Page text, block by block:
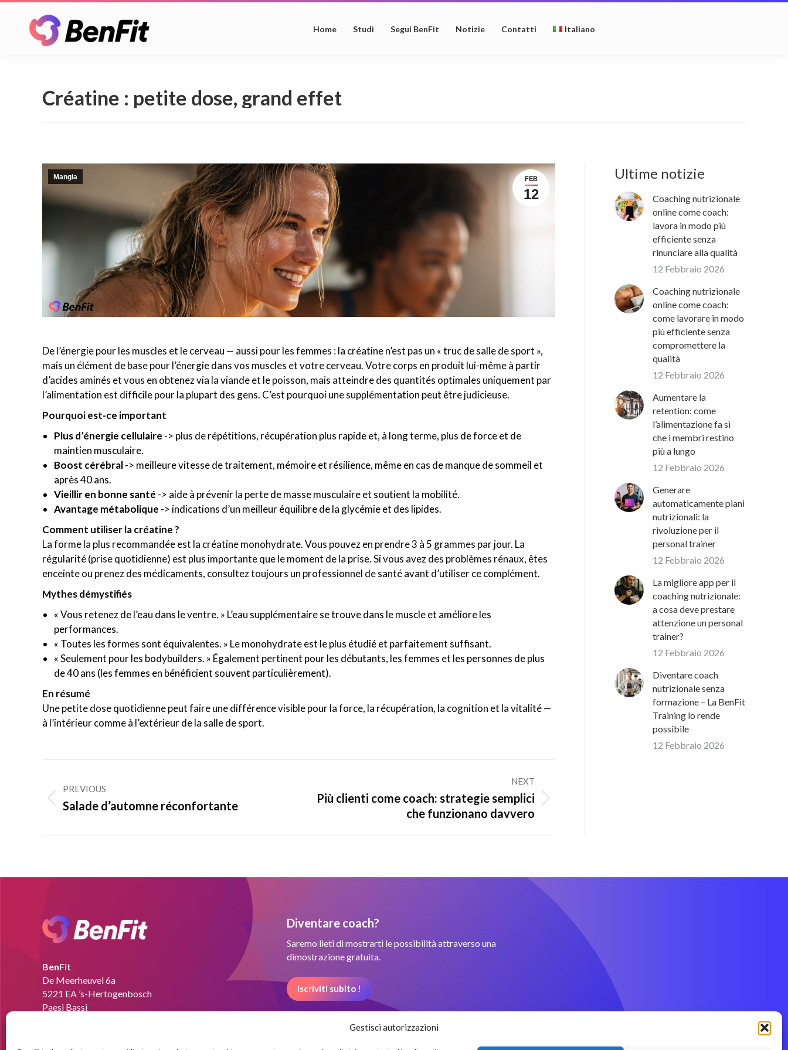
Gestisci autorizzazioni
Home Studi Segui BenFit Notizie Contatti Italiano
Créatine : petite dose, grand effet
FEB
12
Mangia
De l’énergie pour les muscles et le cerveau — aussi pour les femmes : la créatine n’est pas un « truc de salle de sport »,
mais un élément de base pour l’énergie dans vos muscles et votre cerveau. Votre corps en produit lui-même à partir
d’acides aminés et vous en obtenez via la viande et le poisson, mais atteindre des quantités optimales uniquement par
l’alimentation est difficile pour la plupart des gens. C’est pourquoi une supplémentation peut être judicieuse.
Pourquoi est-ce important
Plus d’énergie cellulaire -> plus de répétitions, récupération plus rapide et, à long terme, plus de force et de
maintien musculaire.
Boost cérébral-> meilleure vitesse de traitement, mémoire et résilience, même en cas de manque de sommeil et
après 40 ans.
Vieillir en bonne santé -> aide à prévenir la perte de masse musculaire et soutient la mobilité.
Avantage métabolique -> indications d’un meilleur équilibre de la glycémie et des lipides.
Comment utiliser la créatine ?
La forme la plus recommandée est la créatine monohydrate. Vous pouvez en prendre 3 à 5 grammes par jour. La
régularité (prise quotidienne) est plus importante que le moment de la prise. Si vous avez des problèmes rénaux, êtes
enceinte ou prenez des médicaments, consultez toujours un professionnel de santé avant d’utiliser ce complément.
Mythes démystifiés
« Vous retenez de l’eau dans le ventre. » L’eau supplémentaire se trouve dans le muscle et améliore les
performances.
« Toutes les formes sont équivalentes. » Le monohydrate est le plus étudié et parfaitement suffisant.
« Seulement pour les bodybuilders. » Également pertinent pour les débutants, les femmes et les personnes de plus
de 40 ans (les femmes en bénéficient souvent particulièrement).
En résumé
Une petite dose quotidienne peut faire une différence visible pour la force, la récupération, la cognition et la vitalité —
à l’intérieur comme à l’extérieur de la salle de sport.
navigation
PREVIOUS
Previous
Salade d’automne réconfortante
NEXT
Next
Più clienti come coach: strategie semplici
che funzionano davvero
Ultime notizie
Coaching nutrizionale
online come coach:
lavora in modo più
efficiente senza
rinunciare alla qualità
12 Febbraio 2026
Coaching nutrizionale
online come coach:
come lavorare in modo
più efficiente senza
compromettere la
qualità
12 Febbraio 2026
Aumentare la
retention: come
l’alimentazione fa sì
che i membri restino
più a lungo
12 Febbraio 2026
Generare
automaticamente piani
nutrizionali: la
rivoluzione per il
personal trainer
12 Febbraio 2026
La migliore app per il
coaching nutrizionale:
a cosa deve prestare
attenzione un personal
trainer?
12 Febbraio 2026
Diventare coach
nutrizionale senza
formazione – La BenFit
Training lo rende
possibile
12 Febbraio 2026
BenFit
De Meerheuvel 6a
5221 EA ’s-Hertogenbosch
Paesi Bassi
Diventare coach?
Saremo lieti di mostrarti le possibilità attraverso una
dimostrazione gratuita.
Iscriviti subito !